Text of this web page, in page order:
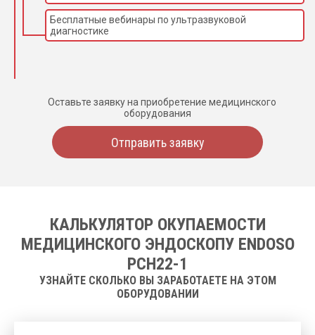
Бесплатные вебинары по ультразвуковой
диагностике
Оставьте заявку на приобретение медицинского
оборудования
Отправить заявку
КАЛЬКУЛЯТОР ОКУПАЕМОСТИ
МЕДИЦИНСКОГО ЭНДОСКОПУ ENDOSO
PCH22-1
УЗНАЙТЕ СКОЛЬКО ВЫ ЗАРАБОТАЕТЕ НА ЭТОМ
ОБОРУДОВАНИИ